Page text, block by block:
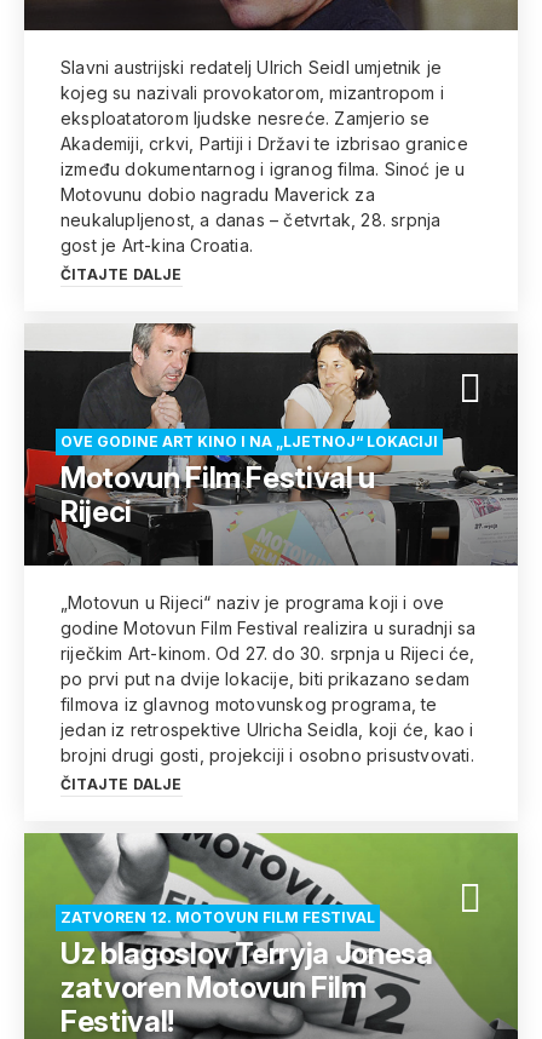
Slavni austrijski redatelj Ulrich Seidl umjetnik je
kojeg su nazivali provokatorom, mizantropom i
eksploatatorom ljudske nesreće. Zamjerio se
Akademiji, crkvi, Partiji i Državi te izbrisao granice
između dokumentarnog i igranog filma. Sinoć je u
Motovunu dobio nagradu Maverick za
neukalupljenost, a danas – četvrtak, 28. srpnja
gost je Art-kina Croatia.
ČITAJTE DALJE
OVE GODINE ART KINO I NA „LJETNOJ“ LOKACIJI
Motovun Film Festival u
Rijeci
„Motovun u Rijeci“ naziv je programa koji i ove
godine Motovun Film Festival realizira u suradnji sa
riječkim Art-kinom. Od 27. do 30. srpnja u Rijeci će,
po prvi put na dvije lokacije, biti prikazano sedam
filmova iz glavnog motovunskog programa, te
jedan iz retrospektive Ulricha Seidla, koji će, kao i
brojni drugi gosti, projekciji i osobno prisustvovati.
ČITAJTE DALJE
ZATVOREN 12. MOTOVUN FILM FESTIVAL
Uz blagoslov Terryja Jonesa
zatvoren Motovun Film
Festival!